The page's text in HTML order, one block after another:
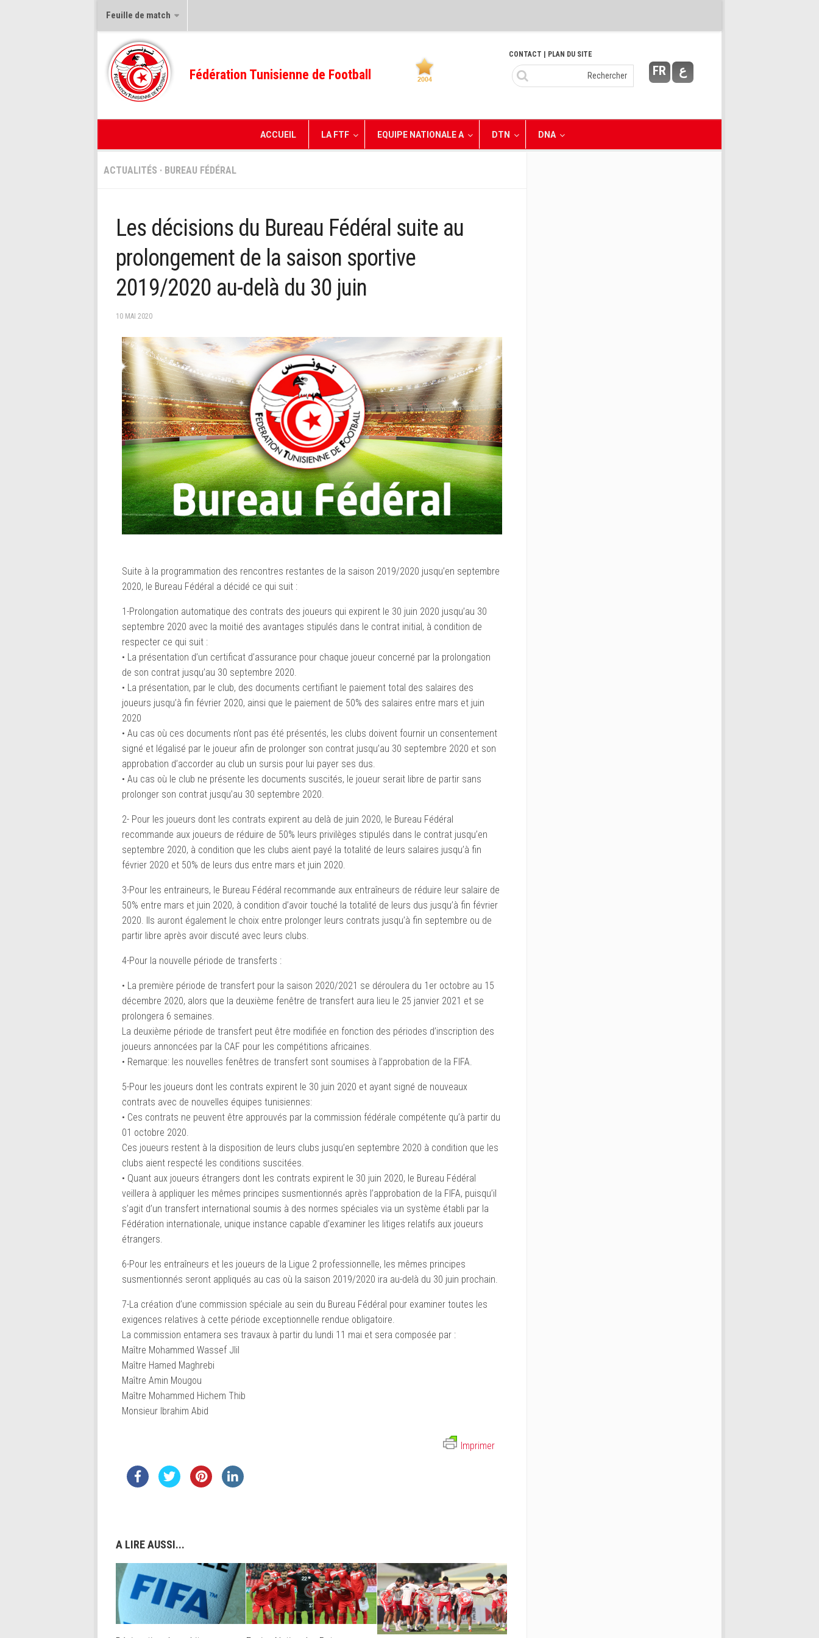
Feuille de match
Fédération Tunisienne de Football FR ع
CONTACT | PLAN DU SITE
ACCUEIL LA FTF EQUIPE NATIONALE A DTN DNA
ACTUALITÉS · BUREAU FÉDÉRAL
Les décisions du Bureau Fédéral suite au
prolongement de la saison sportive
2019/2020 au-delà du 30 juin
10 MAI 2020
Suite à la programmation des rencontres restantes de la saison 2019/2020 jusqu’en septembre
2020, le Bureau Fédéral a décidé ce qui suit :
1-Prolongation automatique des contrats des joueurs qui expirent le 30 juin 2020 jusqu’au 30
septembre 2020 avec la moitié des avantages stipulés dans le contrat initial, à condition de
respecter ce qui suit :
• La présentation d’un certificat d’assurance pour chaque joueur concerné par la prolongation
de son contrat jusqu’au 30 septembre 2020.
• La présentation, par le club, des documents certifiant le paiement total des salaires des
joueurs jusqu’à fin février 2020, ainsi que le paiement de 50% des salaires entre mars et juin
2020
• Au cas où ces documents n’ont pas été présentés, les clubs doivent fournir un consentement
signé et légalisé par le joueur afin de prolonger son contrat jusqu’au 30 septembre 2020 et son
approbation d’accorder au club un sursis pour lui payer ses dus.
• Au cas où le club ne présente les documents suscités, le joueur serait libre de partir sans
prolonger son contrat jusqu’au 30 septembre 2020.
2- Pour les joueurs dont les contrats expirent au delà de juin 2020, le Bureau Fédéral
recommande aux joueurs de réduire de 50% leurs privilèges stipulés dans le contrat jusqu’en
septembre 2020, à condition que les clubs aient payé la totalité de leurs salaires jusqu’à fin
février 2020 et 50% de leurs dus entre mars et juin 2020.
3-Pour les entraineurs, le Bureau Fédéral recommande aux entraîneurs de réduire leur salaire de
50% entre mars et juin 2020, à condition d’avoir touché la totalité de leurs dus jusqu’à fin février
2020. Ils auront également le choix entre prolonger leurs contrats jusqu’à fin septembre ou de
partir libre après avoir discuté avec leurs clubs.
4-Pour la nouvelle période de transferts :
• La première période de transfert pour la saison 2020/2021 se déroulera du 1er octobre au 15
décembre 2020, alors que la deuxième fenêtre de transfert aura lieu le 25 janvier 2021 et se
prolongera 6 semaines.
La deuxième période de transfert peut être modifiée en fonction des périodes d’inscription des
joueurs annoncées par la CAF pour les compétitions africaines.
• Remarque: les nouvelles fenêtres de transfert sont soumises à l’approbation de la FIFA.
5-Pour les joueurs dont les contrats expirent le 30 juin 2020 et ayant signé de nouveaux
contrats avec de nouvelles équipes tunisiennes:
• Ces contrats ne peuvent être approuvés par la commission fédérale compétente qu’à partir du
01 octobre 2020.
Ces joueurs restent à la disposition de leurs clubs jusqu’en septembre 2020 à condition que les
clubs aient respecté les conditions suscitées.
• Quant aux joueurs étrangers dont les contrats expirent le 30 juin 2020, le Bureau Fédéral
veillera à appliquer les mêmes principes susmentionnés après l’approbation de la FIFA, puisqu’il
s’agit d’un transfert international soumis à des normes spéciales via un système établi par la
Fédération internationale, unique instance capable d’examiner les litiges relatifs aux joueurs
étrangers.
6-Pour les entraîneurs et les joueurs de la Ligue 2 professionnelle, les mêmes principes
susmentionnés seront appliqués au cas où la saison 2019/2020 ira au-delà du 30 juin prochain.
7-La création d’une commission spéciale au sein du Bureau Fédéral pour examiner toutes les
exigences relatives à cette période exceptionnelle rendue obligatoire.
La commission entamera ses travaux à partir du lundi 11 mai et sera composée par :
Maître Mohammed Wassef Jlil
Maître Hamed Maghrebi
Maître Amin Mougou
Maître Mohammed Hichem Thib
Monsieur Ibrahim Abid
Imprimer
A LIRE AUSSI...